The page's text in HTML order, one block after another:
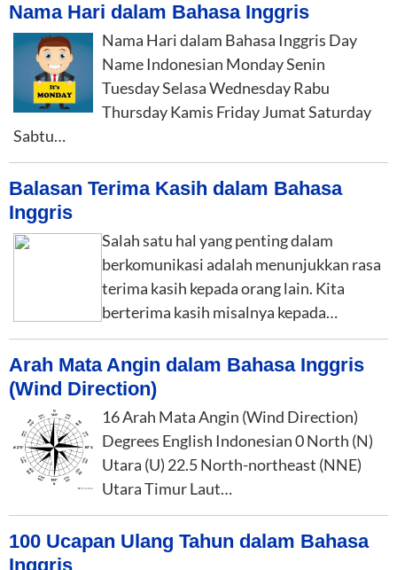
Nama Hari dalam Bahasa Inggris
Nama Hari dalam Bahasa Inggris Day
Name Indonesian Monday Senin
Tuesday Selasa Wednesday Rabu
Thursday Kamis Friday Jumat Saturday
Sabtu…
Balasan Terima Kasih dalam Bahasa
Inggris
Salah satu hal yang penting dalam
berkomunikasi adalah menunjukkan rasa
terima kasih kepada orang lain. Kita
berterima kasih misalnya kepada…
Arah Mata Angin dalam Bahasa Inggris
(Wind Direction)
16 Arah Mata Angin (Wind Direction)
Degrees English Indonesian 0 North (N)
Utara (U) 22.5 North-northeast (NNE)
Utara Timur Laut…
100 Ucapan Ulang Tahun dalam Bahasa
Inggris